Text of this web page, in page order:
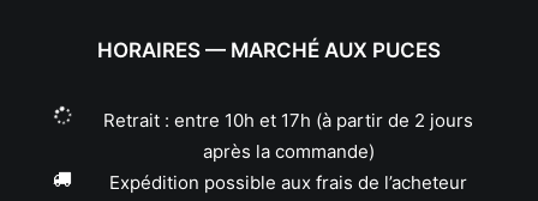
HORAIRES — MARCHÉ AUX PUCES
Retrait : entre 10h et 17h (à partir de 2 jours
après la commande)
Expédition possible aux frais de l’acheteur